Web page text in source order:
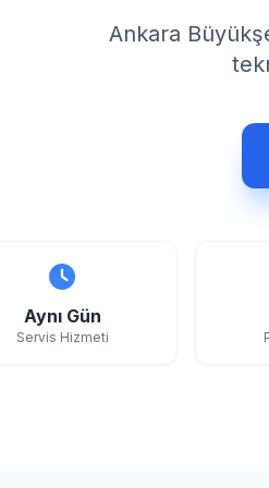
Ankara
Aynı Gün
Servis Hizmeti